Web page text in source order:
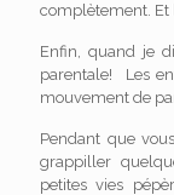
complètement. Et
Enfin, quand je
parentale! Les
mouvement de
Pendant que
grappiller
petites vies